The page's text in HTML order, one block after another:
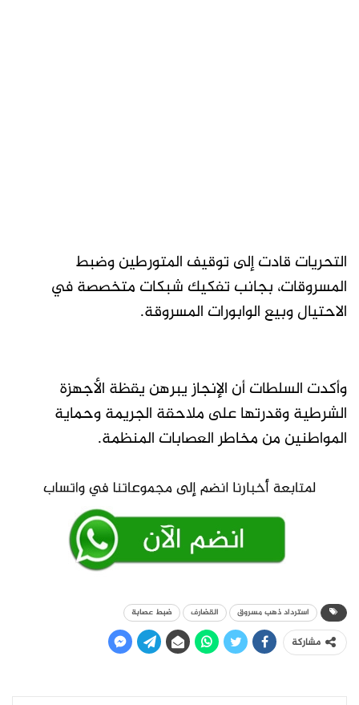
التحريات قادت إلى توقيف المتورطين وضبط
المسروقات، بجانب تفكيك شبكات متخصصة في
الاحتيال وبيع الوابورات المسروقة.
وأكدت السلطات أن الإنجاز يبرهن يقظة الأجهزة
الشرطية وقدرتها على ملاحقة الجريمة وحماية
المواطنين من مخاطر العصابات المنظمة.
استرداد ذهب مسروق القضارف ضبط عصابة
مشاركة